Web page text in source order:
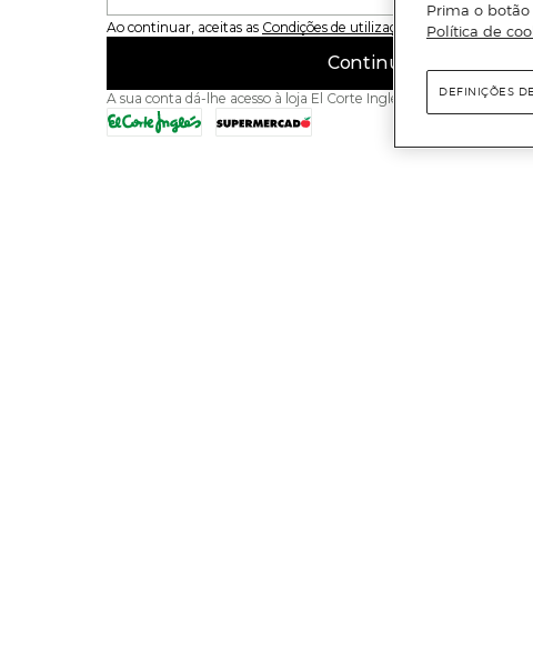
Ao continuar, aceitas as Condições de utilização do site
Continuar
A sua conta dá-lhe acesso à loja El Corte Inglés e ao Supermercado
Prima o
Política de
DEFINIÇÕES